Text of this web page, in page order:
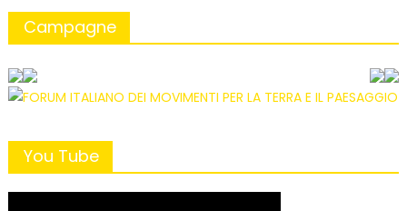
Campagne
You Tube